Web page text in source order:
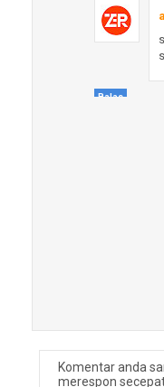
Balas
Komentar anda
merespon